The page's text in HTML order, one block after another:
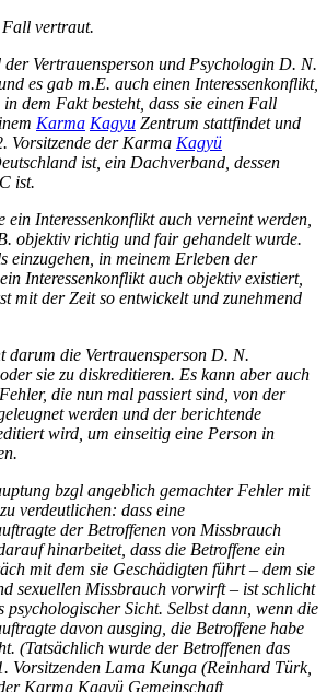
vertraut.
der Vertrauensperson und Psychologin D. N.
es gab m.E. auch einen Interessenkonflikt,
dem Fakt besteht, dass sie einen Fall
Karma Kagyu Zentrum stattfindet und
Vorsitzende der Karma Kagyü
ist, ein Dachverband, dessen
ist.
ein Interessenkonflikt auch verneint werden,
objektiv richtig und fair gehandelt wurde.
einzugehen, in meinem Erleben der
Interessenkonflikt auch objektiv existiert,
mit der Zeit so entwickelt und zunehmend
darum die Vertrauensperson D. N.
sie zu diskreditieren. Es kann aber auch
die nun mal passiert sind, von der
werden und der berichtende
wird, um einseitig eine Person in
bzgl angeblich gemachter Fehler mit
verdeutlichen: dass eine
der Betroffenen von Missbrauch
hinarbeitet, dass die Betroffene ein
mit dem sie Geschädigten führt – dem sie
sexuellen Missbrauch vorwirft – ist schlicht
psychologischer Sicht. Selbst dann, wenn die
davon ausging, die Betroffene habe
(Tatsächlich wurde der Betroffenen das
Vorsitzenden Lama Kunga (Reinhard Türk,
Karma Kagyü Gemeinschaft